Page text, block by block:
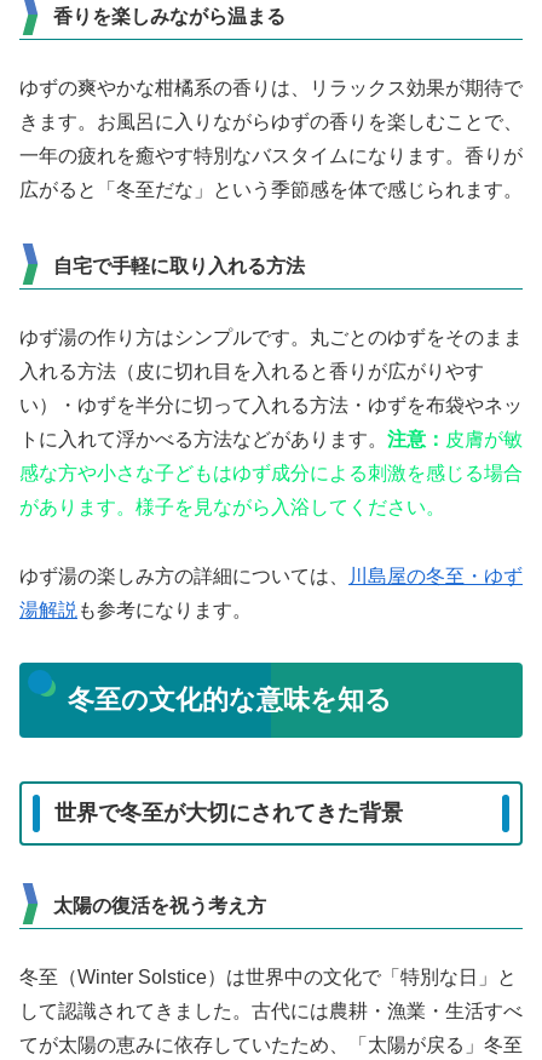
香りを楽しみながら温まる
ゆずの爽やかな柑橘系の香りは、リラックス効果が期待で
きます。お風呂に入りながらゆずの香りを楽しむことで、
一年の疲れを癒やす特別なバスタイムになります。香りが
広がると「冬至だな」という季節感を体で感じられます。
自宅で手軽に取り入れる方法
ゆず湯の作り方はシンプルです。丸ごとのゆずをそのまま
入れる方法（皮に切れ目を入れると香りが広がりやす
い）・ゆずを半分に切って入れる方法・ゆずを布袋やネッ
トに入れて浮かべる方法などがあります。 注意： 皮膚が敏
感な方や小さな子どもはゆず成分による刺激を感じる場合
があります。様子を見ながら入浴してください。
ゆず湯の楽しみ方の詳細については、
川島屋の冬至・ゆず
湯解説 も参考になります。
冬至の文化的な意味を知る
世界で冬至が大切にされてきた背景
太陽の復活を祝う考え方
冬至（Winter Solstice）は世界中の文化で「特別な日」と
して認識されてきました。古代には農耕・漁業・生活すべ
てが太陽の恵みに依存していたため、「太陽が戻る」冬至